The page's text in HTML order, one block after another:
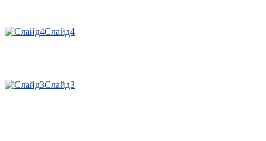
Слайд4
Слайд3